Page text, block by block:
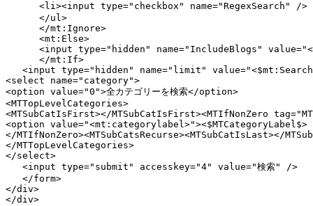
<li><input type="checkbox" name="RegexSearch" />
</ul>
</mt:Ignore>
<mt:Else>
<input type="hidden" name="IncludeBlogs"
</mt:If>
<input type="hidden" name="limit"
<select name="category">
<option value="0">全カテゴリーを検索</option>
<MTTopLevelCategories>
<MTSubCatIsFirst></MTSubCatIsFirst><MTIfNonZero
<option value="<mt:categorylabel>"><$MTCategoryLabel$>
</MTIfNonZero><MTSubCatsRecurse><MTSubCatIsLast></
</MTTopLevelCategories>
</select>
<input type="submit" accesskey="4" value="検索" />
</form>
</div>
</div>